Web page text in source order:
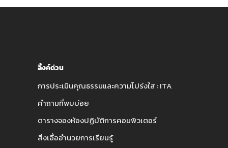
ลิ้งค์ด่วน
การประเมินคุณธรรมและความโปร่งใส : ITA
คำถามที่พบบ่อย
ตารางจองห้องปฏิบัติการคอมพิวเตอร์
สิ่งเอื้ออำนวยการเรียนรู้